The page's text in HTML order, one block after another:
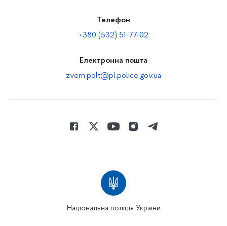
Телефон
+380 (532) 51-77-02
Електронна пошта
zvern.polt@pl.police.gov.ua
Національна поліція України